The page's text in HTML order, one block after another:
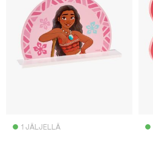
1 JÄLJELLÄ